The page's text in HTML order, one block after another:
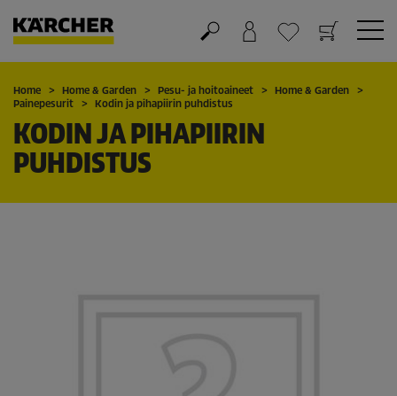
Ostoskori
Suosikit
Home Home & Garden Pesu- ja hoitoaineet
Home & Garden
Painepesurit
Kodin ja pihapiirin puhdistus
KODIN JA PIHAPIIRIN
PUHDISTUS